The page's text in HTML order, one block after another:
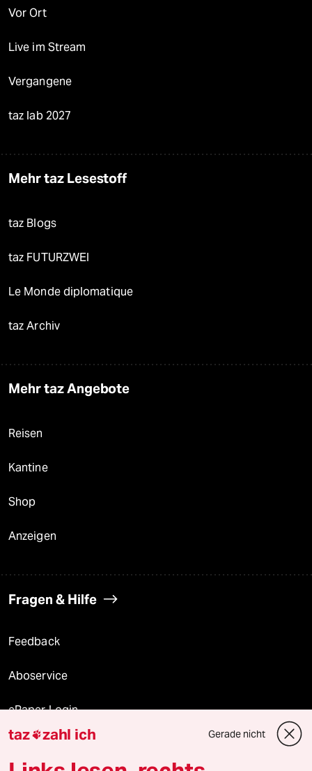
Vor Ort
Live im Stream
Vergangene
taz lab 2027
Mehr taz Lesestoff
taz Blogs
taz FUTURZWEI
Le Monde diplomatique
taz Archiv
Mehr taz Angebote
Reisen
Kantine
Shop
Anzeigen
Fragen & Hilfe
Feedback
Aboservice
ePaper Login
Downloads für Abonnierende
taz zahl ich Gerade nicht